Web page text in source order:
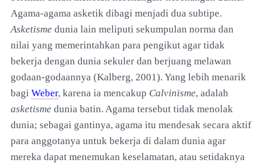
Agama-agama asketik dibagi menjadi dua subtipe.
Asketisme dunia lain meliputi sekumpulan norma dan
nilai yang memerintahkan para pengikut agar tidak
bekerja dengan dunia sekuler dan berjuang melawan
godaan-godaannya (Kalberg, 2001). Yang lebih menarik
bagi Weber, karena ia mencakup Calvinisme, adalah
asketisme dunia batin. Agama tersebut tidak menolak
dunia; sebagai gantinya, agama itu mendesak secara aktif
para anggotanya untuk bekerja di dalam dunia agar
mereka dapat menemukan keselamatan, atau setidaknya